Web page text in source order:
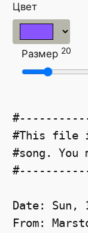
Цвет
Размер 20
#This file
#song.
Date: Sun,
From: